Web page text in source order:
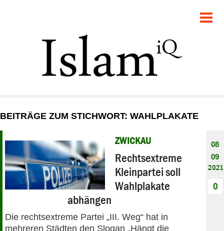
GESELLSCHAFT
STARTSEITE
DEBATTE
PANORAMA
BEITRÄGE ZUM STICHWORT: WAHLPLAKATE
ZWICKAU
Rechtsextreme
Kleinpartei soll
Wahlplakate
abhängen
Die rechtsextreme Partei „III. Weg“ hat in
mehreren Städten den Slogan „Hängt die
08
09
2021
0